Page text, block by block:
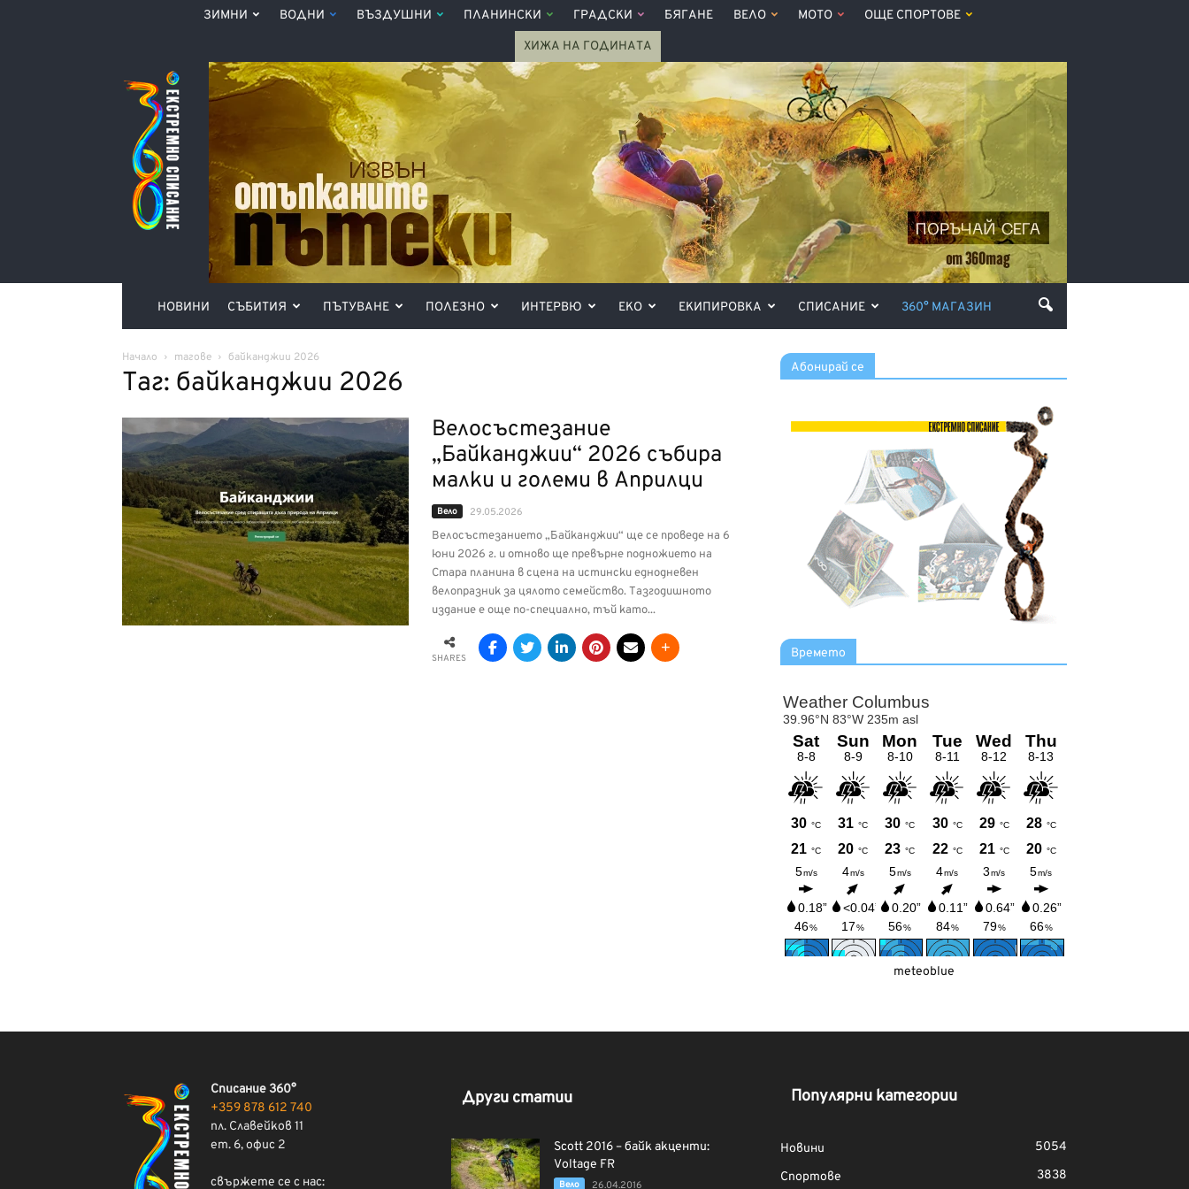
ЗИМНИ ВОДНИ ВЪЗДУШНИ ПЛАНИНСКИ ГРАДСКИ БЯГАНЕ ВЕЛО МОТО ОЩЕ СПОРТОВЕ
ХИЖА НА ГОДИНАТА
Списание
360°
НОВИНИ СЪБИТИЯ ПЪТУВАНЕ ПОЛЕЗНО ИНТЕРВЮ ЕКО ЕКИПИРОВКА СПИСАНИЕ 360° МАГАЗИН
Начало тагове байканджии 2026
Таг: байканджии 2026
Велосъстезание
„Байканджии“ 2026 събира
малки и големи в Априлци
Вело 29.05.2026
Велосъстезанието „Байканджии“ ще се проведе на 6
юни 2026 г. и отново ще превърне подножието на
Стара планина в сцена на истински еднодневен
велопразник за цялото семейство. Тазгодишното
издание е още по-специално, тъй като...
SHARES
Абонирай се
Времето
meteoblue
Списание 360°
+359 878 612 740
пл. Славейков 11
ет. 6, офис 2
свържете се с нас:
Други статии
Scott 2016 – байк акценти:
Voltage FR
Вело 26.04.2016
Популярни категории
Новини
5054
Спортове
3838